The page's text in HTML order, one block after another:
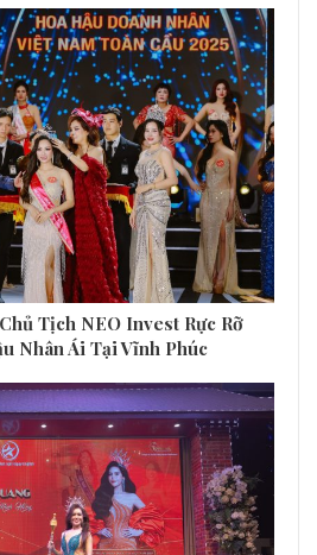
Tịch NEO Invest Rực Rỡ
Nhân Ái Tại Vĩnh Phúc